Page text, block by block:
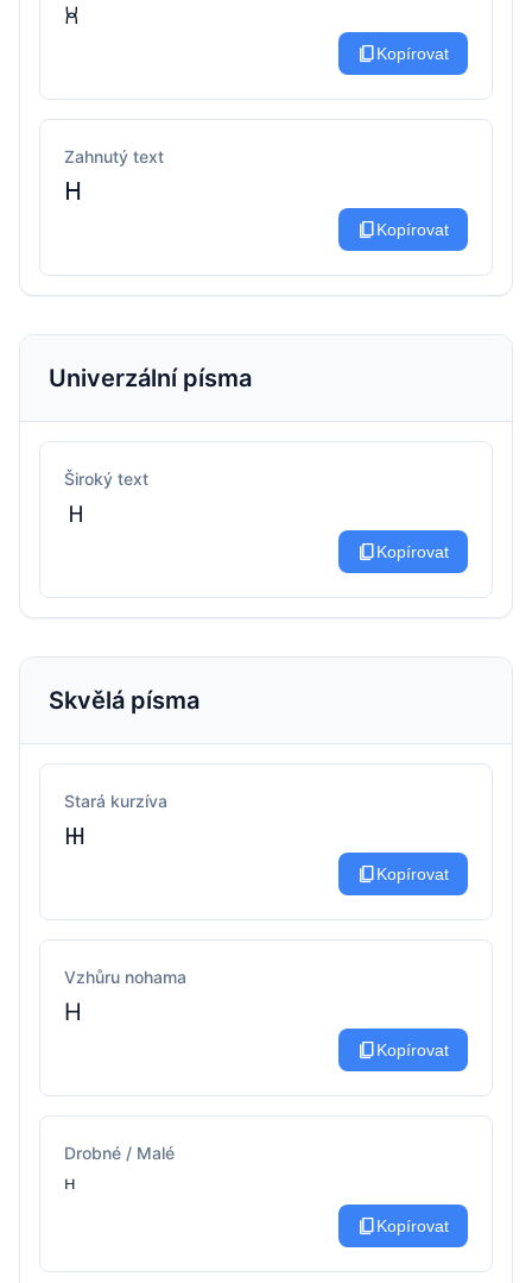
ꃬ
content_copyKopírovat
Zahnutý text
ᕼ
content_copyKopírovat
Univerzální písma
Široký text
Ｈ
content_copyKopírovat
Skvělá písma
Stará kurzíva
𐋅
content_copyKopírovat
Vzhůru nohama
H
content_copyKopírovat
Drobné / Malé
ᴴ
content_copyKopírovat